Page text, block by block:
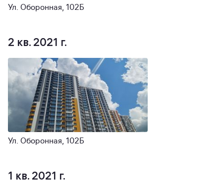
Ул. Оборонная, 102Б
2 кв. 2021 г.
Ул. Оборонная, 102Б
1 кв. 2021 г.